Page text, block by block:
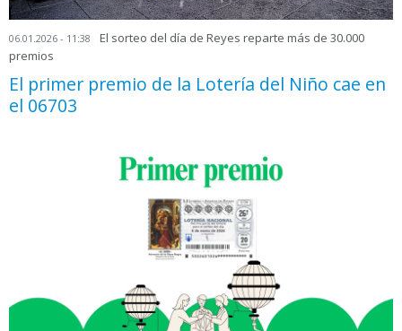
06.01.2026 - 11:38
El sorteo del día de Reyes reparte más de 30.000
premios
El primer premio de la Lotería del Niño cae en
el 06703